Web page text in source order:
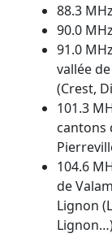
88.3
90.0
91.0
vallée
(Crest,
101.3
cantons
104.6
de
Lignon